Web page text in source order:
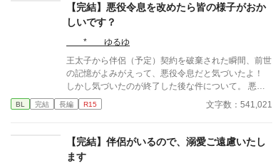
【完結】悪役令息を改めたら皆の様子がおか
しいです？
* ゆるゆ
王太子から伴侶（予定）契約を破棄された瞬間、前世
の記憶がよみがえって、悪役令息だと気づいたよ！
しかし気づいたのが終了した後な件について。 悪役
令息で断罪なんて絶対だめだ！ 泣いちゃう！ せっ
かく前世を思い出したんだから、これからは心を入れ
けど……あれ？ 皆やさしい？ 主人公はあっちだよ
ー？ 本編完結済です。 おまけのお話を更新していま
す。 皆の動画をつくりました！ プロフのwebサイト
BL 完結 長編 R15 文字数：541,021
【完結】伴侶がいるので、溺愛ご遠慮いたし
ます